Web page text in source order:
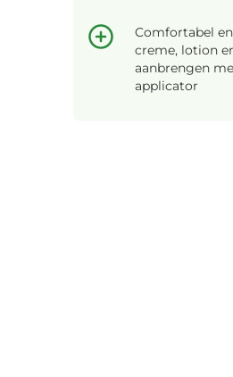
Comfortabel
creme, lotion
aanbrengen
applicator